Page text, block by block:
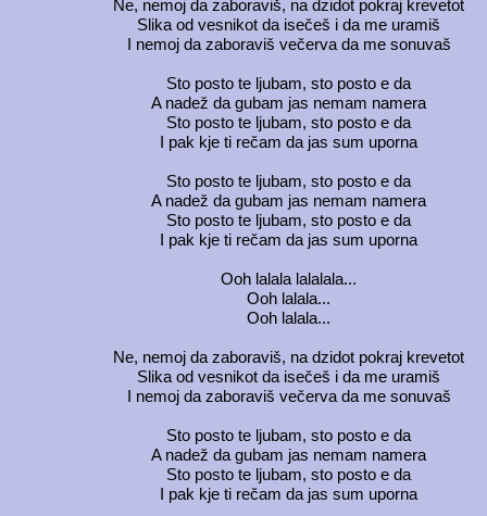
Ne, nemoj da zaboraviš, na dzidot pokraj krevetot
Slika od vesnikot da isečeš i da me uramiš
I nemoj da zaboraviš večerva da me sonuvaš
Sto posto te ljubam, sto posto e da
A nadež da gubam jas nemam namera
Sto posto te ljubam, sto posto e da
I pak kje ti rečam da jas sum uporna
Sto posto te ljubam, sto posto e da
A nadež da gubam jas nemam namera
Sto posto te ljubam, sto posto e da
I pak kje ti rečam da jas sum uporna
Ooh lalala lalalala...
Ooh lalala...
Ooh lalala...
Ne, nemoj da zaboraviš, na dzidot pokraj krevetot
Slika od vesnikot da isečeš i da me uramiš
I nemoj da zaboraviš večerva da me sonuvaš
Sto posto te ljubam, sto posto e da
A nadež da gubam jas nemam namera
Sto posto te ljubam, sto posto e da
I pak kje ti rečam da jas sum uporna